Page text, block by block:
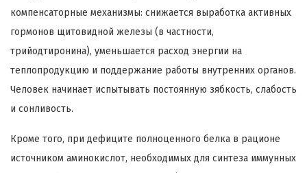
компенсаторные механизмы: снижается выработка активных
гормонов щитовидной железы (в частности,
трийодтиронина), уменьшается расход энергии на
теплопродукцию и поддержание работы внутренних органов.
Человек начинает испытывать постоянную зябкость, слабость
и сонливость.
Кроме того, при дефиците полноценного белка в рационе
источником аминокислот, необходимых для синтеза иммунных